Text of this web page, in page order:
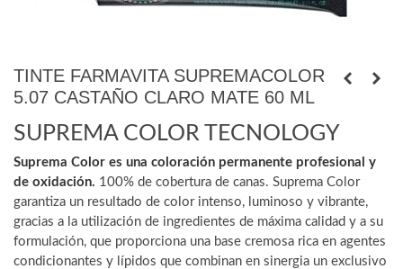
TINTE FARMAVITA SUPREMACOLOR
5.07 CASTAÑO CLARO MATE 60 ML
SUPREMA COLOR TECNOLOGY
Suprema Color es una coloración permanente profesional y
de oxidación. 100% de cobertura de canas. Suprema Color
garantiza un resultado de color intenso, luminoso y vibrante,
gracias a la utilización de ingredientes de máxima calidad y a su
formulación, que proporciona una base cremosa rica en agentes
condicionantes y lípidos que combinan en sinergia un exclusivo